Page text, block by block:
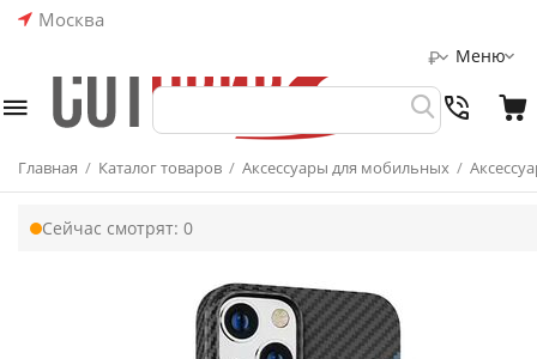
Москва
Меню
₽
Главная / Каталог товаров / Аксессуары для мобильных /
Сейчас смотрят: 0